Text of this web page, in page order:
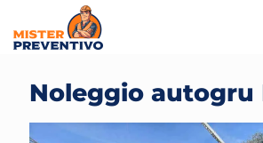
Noleggio autogru